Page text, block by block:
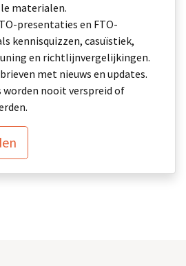
materialen.
presentaties en FTO-
kennisquizzen, casuïstiek,
en richtlijnvergelijkingen.
met nieuws en updates.
worden nooit verspreid of